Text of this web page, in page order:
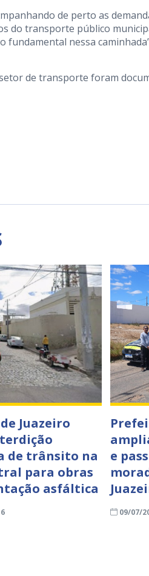
de perto as
do transporte público
nessa
de transporte foram
Juazeiro
de trânsito na
para obras
asfáltica
e
09/07/